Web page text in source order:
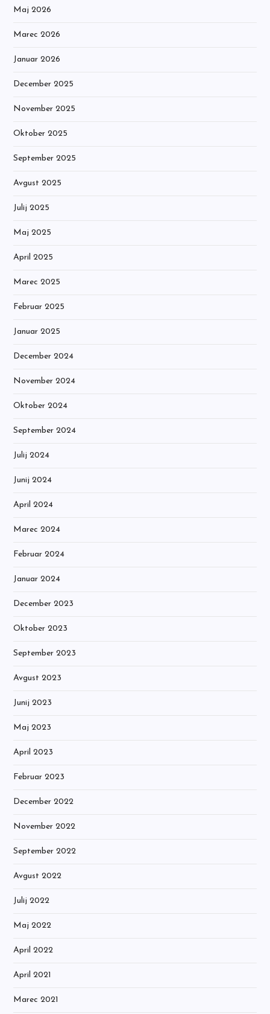
Maj 2026
Marec 2026
Januar 2026
December 2025
November 2025
Oktober 2025
September 2025
Avgust 2025
Julij 2025
Maj 2025
April 2025
Marec 2025
Februar 2025
Januar 2025
December 2024
November 2024
Oktober 2024
September 2024
Julij 2024
Junij 2024
April 2024
Marec 2024
Februar 2024
Januar 2024
December 2023
Oktober 2023
September 2023
Avgust 2023
Junij 2023
Maj 2023
April 2023
Februar 2023
December 2022
November 2022
September 2022
Avgust 2022
Julij 2022
Maj 2022
April 2022
April 2021
Marec 2021